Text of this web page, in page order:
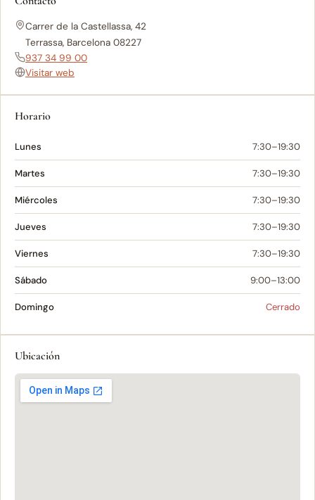
Carrer de la Castellassa, 42
Terrassa, Barcelona 08227
937 34 99 00
Visitar web
Horario
Lunes 7:30–19:30
Martes 7:30–19:30
Miércoles 7:30–19:30
Jueves 7:30–19:30
Viernes 7:30–19:30
Sábado 9:00–13:00
Domingo Cerrado
Ubicación